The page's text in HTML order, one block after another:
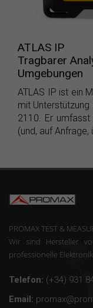
ATLAS IP
Tragbarer
Umgebungen
ATLAS IP ist ein
mit
2110. Er umfasst
(und, auf Anfrage,
PROMAX TEST &
Wir sind Hersteller
professionelle
Telefon: (+34) 931
Email: